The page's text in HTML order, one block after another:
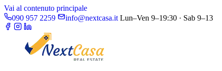
Vai al contenuto principale
090 957 2259
info@nextcasa.it Lun–Ven 9–19:30 · Sab 9–13